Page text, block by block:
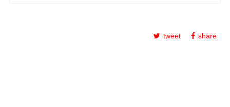
tweet share